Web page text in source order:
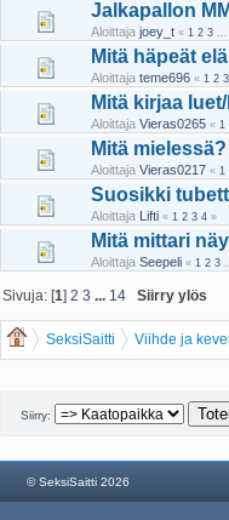
Jalkapallon
Aloittaja joey_t « 1 2 3 ...
Mitä häpeät
Aloittaja teme696 « 1 2 3
Mitä kirjaa
Aloittaja Vieras0265 « 1
Mitä mielessä?
Aloittaja Vieras0217 « 1
Suosikki
Aloittaja Lifti « 1 2 3 4 »
Mitä mittari
Aloittaja Seepeli « 1 2 3
Sivuja: [1]2 3 ... 14 Siirry ylös
SeksiSaitti Viihde ja
Siirry:
© SeksiSaitti 2026